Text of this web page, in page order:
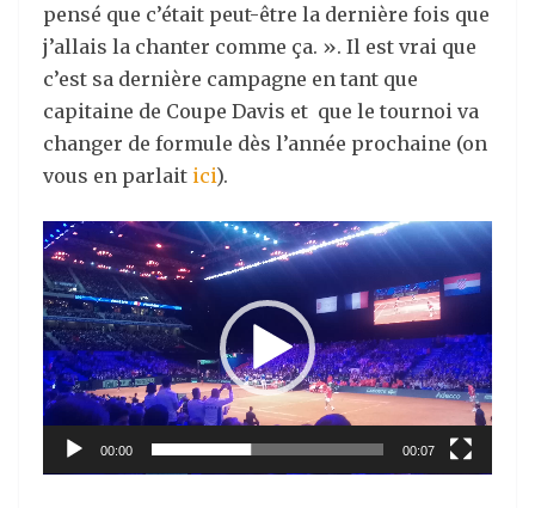
pensé que c’était peut-être la dernière fois que
j’allais la chanter comme ça. ». Il est vrai que
c’est sa dernière campagne en tant que
capitaine de Coupe Davis et que le tournoi va
changer de formule dès l’année prochaine (on
vous en parlait ici).
Lecteur
vidéo
00:00 00:07